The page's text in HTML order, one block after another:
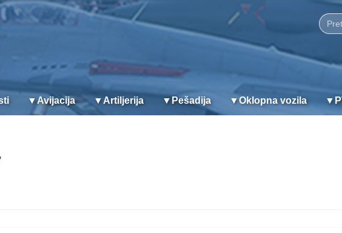
▼Avijacija ▼Artiljerija ▼ Pešadija ▼Oklopna vozila ▼